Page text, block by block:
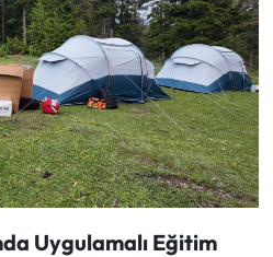
Uygulamalı Eğitim